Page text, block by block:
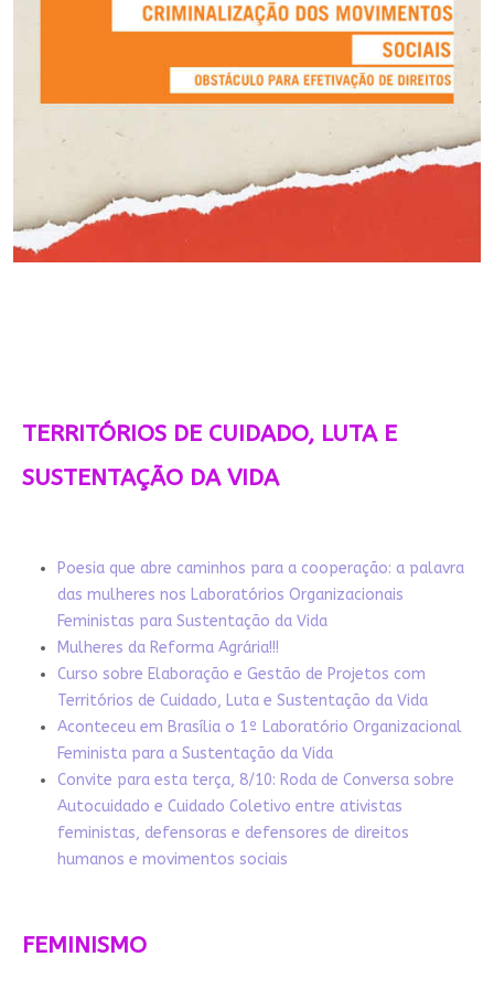
TERRITÓRIOS DE CUIDADO, LUTA E
SUSTENTAÇÃO DA VIDA
Poesia que abre caminhos para a cooperação: a palavra
das mulheres nos Laboratórios Organizacionais
Feministas para Sustentação da Vida
Mulheres da Reforma Agrária!!!
Curso sobre Elaboração e Gestão de Projetos com
Territórios de Cuidado, Luta e Sustentação da Vida
Aconteceu em Brasília o 1º Laboratório Organizacional
Feminista para a Sustentação da Vida
Convite para esta terça, 8/10: Roda de Conversa sobre
Autocuidado e Cuidado Coletivo entre ativistas
feministas, defensoras e defensores de direitos
humanos e movimentos sociais
FEMINISMO